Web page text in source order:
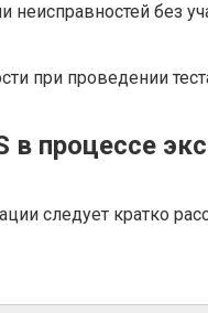
неисправностей без
при проведении
процессе
следует кратко